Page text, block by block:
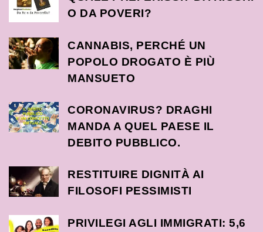
O DA POVERI?
CANNABIS, PERCHÉ UN
POPOLO DROGATO È PIÙ
MANSUETO
CORONAVIRUS? DRAGHI
MANDA A QUEL PAESE IL
DEBITO PUBBLICO.
RESTITUIRE DIGNITÀ AI
FILOSOFI PESSIMISTI
PRIVILEGI AGLI IMMIGRATI: 5,6